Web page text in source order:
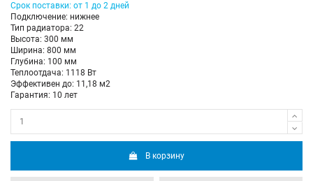
Срок поставки: от 1 до 2 дней
Подключение: нижнее
Тип радиатора: 22
Высота: 300 мм
Ширина: 800 мм
Глубина: 100 мм
Теплоотдача: 1118 Вт
Эффективен до: 11,18 м2
Гарантия: 10 лет
В корзину